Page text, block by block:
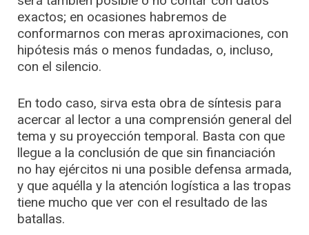
exactos; en ocasiones habremos de
conformarnos con meras aproximaciones, con
hipótesis más o menos fundadas, o, incluso,
con el silencio.
En todo caso, sirva esta obra de síntesis para
acercar al lector a una comprensión general del
tema y su proyección temporal. Basta con que
llegue a la conclusión de que sin financiación
no hay ejércitos ni una posible defensa armada,
y que aquélla y la atención logística a las tropas
tiene mucho que ver con el resultado de las
batallas.